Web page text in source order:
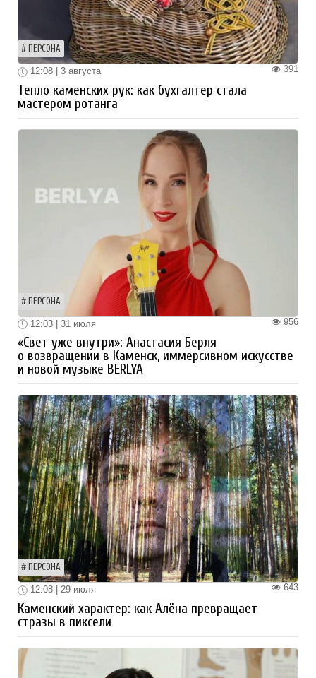
ПЕРСОНА
391
12:08 | 3 августа
Тепло каменских рук: как бухгалтер стала
мастером ротанга
ПЕРСОНА
956
12:03 | 31 июля
«Свет уже внутри»: Анастасия Берля
о возвращении в Каменск, иммерсивном искусстве
и новой музыке BERLYA
ПЕРСОНА
643
12:08 | 29 июля
Каменский характер: как Алёна превращает
стразы в пиксели